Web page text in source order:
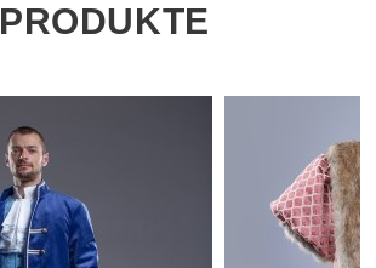
PRODUKTE